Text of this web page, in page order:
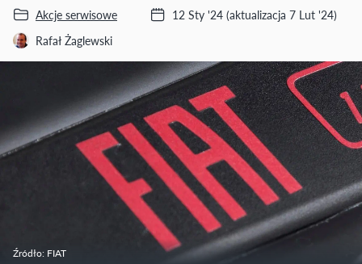
Akcje serwisowe
Rafał Żaglewski
12 Sty '24 (aktualizacja 7 Lut '24)
Źródło: FIAT